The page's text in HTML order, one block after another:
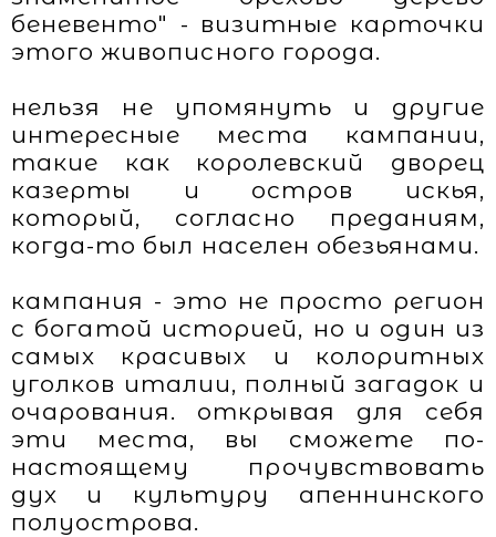
беневенто" - визитные карточки
этого живописного города.
нельзя не упомянуть и другие
интересные места кампании,
такие как королевский дворец
казерты и остров искья,
который, согласно преданиям,
когда-то был населен обезьянами.
кампания - это не просто регион
с богатой историей, но и один из
самых красивых и колоритных
уголков италии, полный загадок и
очарования. открывая для себя
эти места, вы сможете по-
настоящему прочувствовать
дух и культуру апеннинского
полуострова.